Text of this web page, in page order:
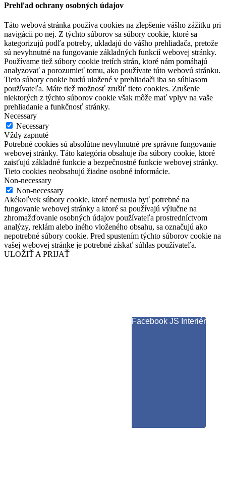
Prehľad ochrany osobných údajov
Táto webová stránka používa cookies na zlepšenie vášho zážitku pri
navigácii po nej. Z týchto súborov sa súbory cookie, ktoré sa
kategorizujú podľa potreby, ukladajú do vášho prehliadača, pretože
sú nevyhnutné na fungovanie základných funkcií webovej stránky.
Používame tiež súbory cookie tretích strán, ktoré nám pomáhajú
analyzovať a porozumieť tomu, ako používate túto webovú stránku.
Tieto súbory cookie budú uložené v prehliadači iba so súhlasom
používateľa. Máte tiež možnosť zrušiť tieto cookies. Zrušenie
niektorých z týchto súborov cookie však môže mať vplyv na vaše
prehliadanie a funkčnosť stránky.
Necessary
Necessary
Vždy zapnuté
Potrebné cookies sú absolútne nevyhnutné pre správne fungovanie
webovej stránky. Táto kategória obsahuje iba súbory cookie, ktoré
zaisťujú základné funkcie a bezpečnostné funkcie webovej stránky.
Tieto cookies neobsahujú žiadne osobné informácie.
Non-necessary
Non-necessary
Akékoľvek súbory cookie, ktoré nemusia byť potrebné na
fungovanie webovej stránky a ktoré sa používajú výlučne na
zhromažďovanie osobných údajov používateľa prostredníctvom
analýzy, reklám alebo iného vloženého obsahu, sa označujú ako
nepotrebné súbory cookie. Pred spustením týchto súborov cookie na
vašej webovej stránke je potrebné získať súhlas používateľa.
ULOŽIŤ A PRIJAŤ
Facebook JS Interiér